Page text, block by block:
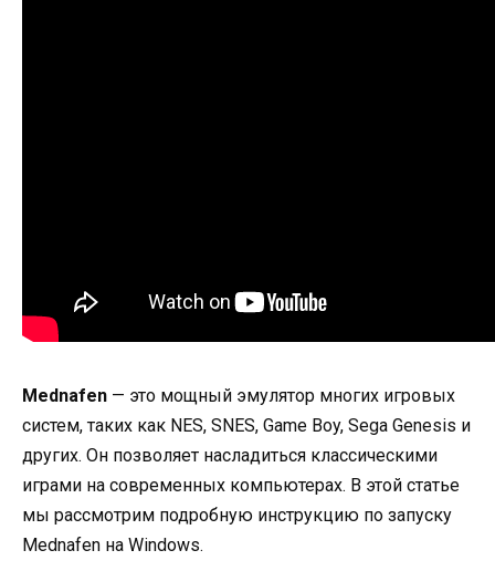
Mednafen — это мощный эмулятор многих игровых
систем, таких как NES, SNES, Game Boy, Sega Genesis и
других. Он позволяет насладиться классическими
играми на современных компьютерах. В этой статье
мы рассмотрим подробную инструкцию по запуску
Mednafen на Windows.